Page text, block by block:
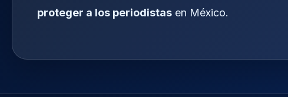
proteger a los periodistas en México.